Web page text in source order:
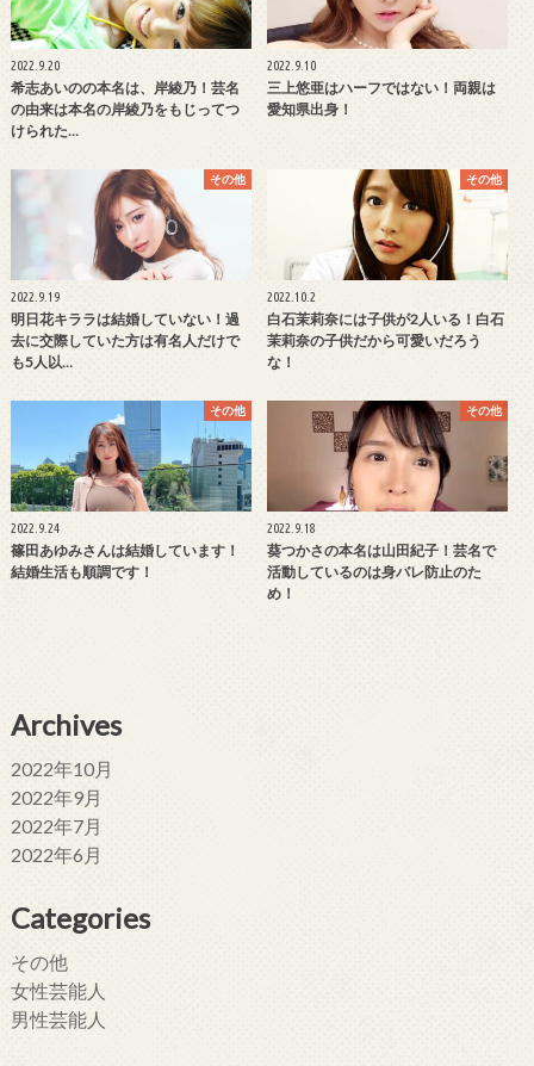
2022.9.20
希志あいのの本名は、岸綾乃！芸名
の由来は本名の岸綾乃をもじってつ
けられた…
2022.9.10
三上悠亜はハーフではない！両親は
愛知県出身！
その他
2022.9.19
明日花キララは結婚していない！過
去に交際していた方は有名人だけで
も5人以…
その他
2022.10.2
白石茉莉奈には子供が2人いる！白石
茉莉奈の子供だから可愛いだろう
な！
その他
2022.9.24
篠田あゆみさんは結婚しています！
結婚生活も順調です！
その他
2022.9.18
葵つかさの本名は山田紀子！芸名で
活動しているのは身バレ防止のた
め！
Archives
2022年10月
2022年9月
2022年7月
2022年6月
Categories
その他
女性芸能人
男性芸能人